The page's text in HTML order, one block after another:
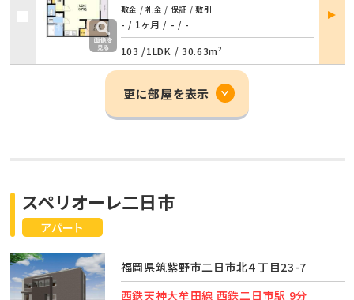
敷金 / 礼金 / 保証 / 敷引
- / 1ヶ月 / - / -
103 /1LDK / 30.63m²
部屋
詳細
更に部屋を表示
アパート
スペリオーレ二日市
福岡県筑紫野市二日市北４丁目23-7
西鉄天神大牟田線 西鉄二日市駅 9分